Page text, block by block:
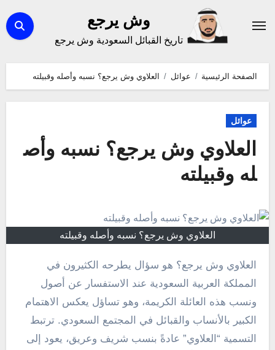
إلى
وش يرجع
تاريخ القبائل السعودية وش يرجع
الصفحة الرئيسية عوائل العلاوي وش يرجع؟ نسبه وأصله وقبيلته
عوائل
العلاوي وش يرجع؟ نسبه وأص
له وقبيلته
العلاوي وش يرجع؟ نسبه وأصله وقبيلته
المملكة العربية السعودية عند الاستفسار عن أصول
ونسب هذه العائلة الكريمة، وهو تساؤل يعكس الاهتمام
الكبير بالأنساب والقبائل في المجتمع السعودي. ترتبط
التسمية “العلاوي” عادةً بنسب شريف وعريق، يعود إلى